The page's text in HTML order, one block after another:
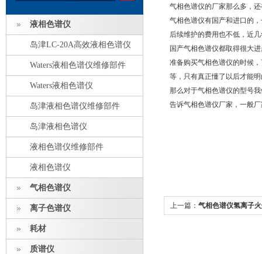
液相色谱仪
岛津LC-20A高效液相色谱仪
Waters液相色谱仪维修部件
Waters液相色谱仪
岛津液相色谱仪维修部件
岛津液相色谱仪
液相色谱仪维修部件
液相色谱仪
气相色谱仪
离子色谱仪
耗材
质谱仪
气相色谱仪的厂家那么多，
气相色谱仪有国产和进口的
后续维护的费用也不低，近
国产气相色谱仪都取得很大
准备购买气相色谱仪的时候
等，只有真正懂了以后才能
那么对于气相色谱仪的型号
告诉气相色谱仪厂家，一般
上一篇： 气相色谱仪氢离子